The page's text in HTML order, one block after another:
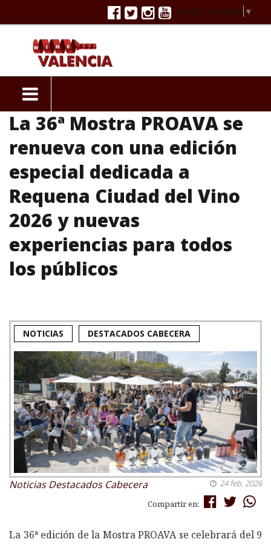
Select Language ▼
La 36ª Mostra PROAVA se
renueva con una edición
especial dedicada a
Requena Ciudad del Vino
2026 y nuevas
experiencias para todos
los públicos
NOTICIAS DESTACADOS CABECERA
Noticias Destacados Cabecera
24 feb, 2026
Compartir en:
La 36ª edición de la Mostra PROAVA se celebrará del 9